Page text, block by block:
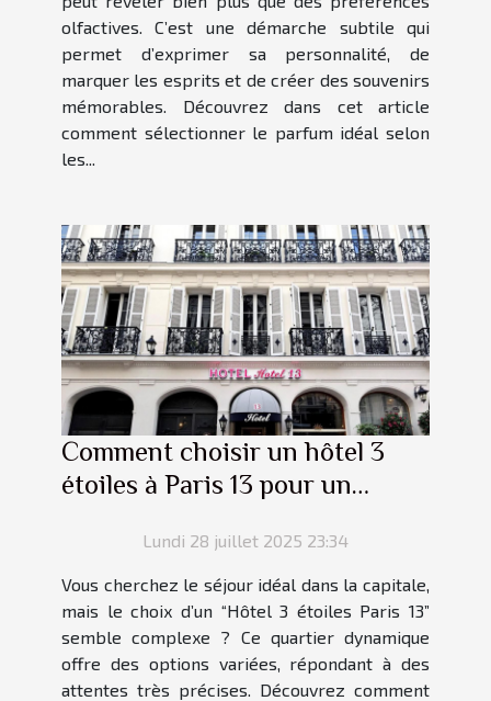
olfactives. C’est une démarche subtile qui
permet d’exprimer sa personnalité, de
marquer les esprits et de créer des souvenirs
mémorables. Découvrez dans cet article
comment sélectionner le parfum idéal selon
les...
Comment choisir un hôtel 3
étoiles à Paris 13 pour un
Lundi 28 juillet 2025 23:34
Vous cherchez le séjour idéal dans la capitale,
mais le choix d’un “Hôtel 3 étoiles Paris 13”
semble complexe ? Ce quartier dynamique
offre des options variées, répondant à des
attentes très précises. Découvrez comment